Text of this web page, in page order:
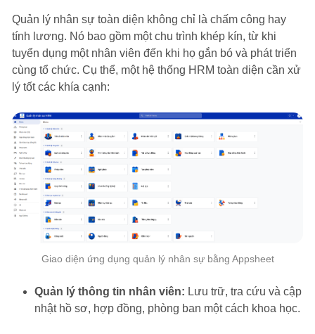
Quản lý nhân sự toàn diện không chỉ là chấm công hay
tính lương. Nó bao gồm một chu trình khép kín, từ khi
tuyển dụng một nhân viên đến khi họ gắn bó và phát triển
cùng tổ chức. Cụ thể, một hệ thống HRM toàn diện cần xử
lý tốt các khía cạnh:
Giao diện ứng dụng quản lý nhân sự bằng Appsheet
Quản lý thông tin nhân viên: Lưu trữ, tra cứu và cập
nhật hồ sơ, hợp đồng, phòng ban một cách khoa học.